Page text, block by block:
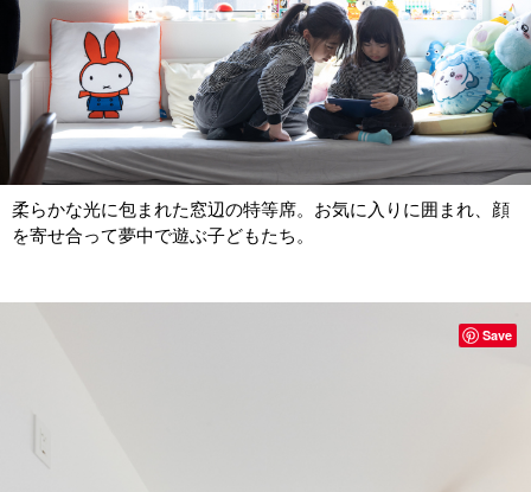
柔らかな光に包まれた窓辺の特等席。お気に入りに囲まれ、顔
を寄せ合って夢中で遊ぶ子どもたち。
Save